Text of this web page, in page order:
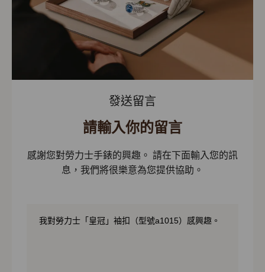
發送留言
請輸入你的留言
感謝您對勞力士手錶的興趣。 請在下面輸入您的訊
息，我們將很樂意為您提供協助。